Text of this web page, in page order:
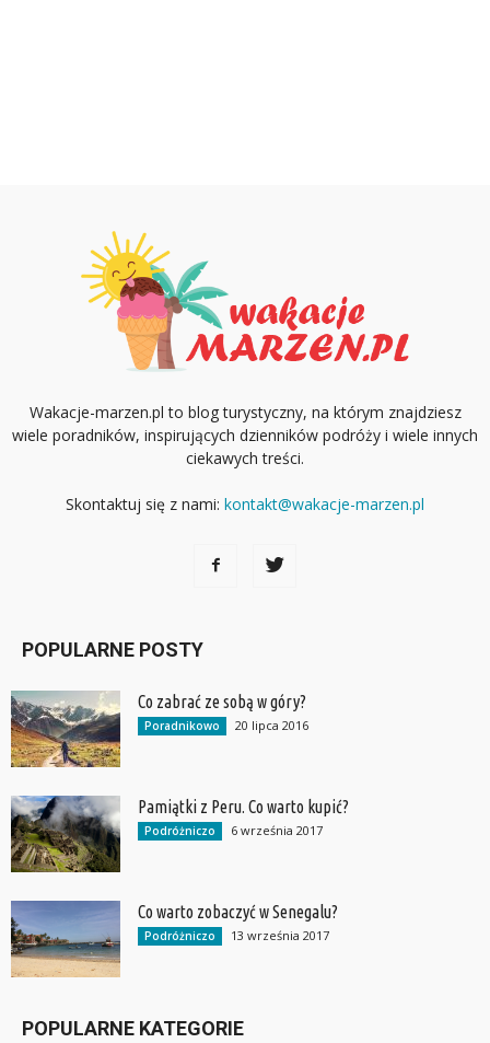
Wakacje-marzen.pl to blog turystyczny, na którym znajdziesz
wiele poradników, inspirujących dzienników podróży i wiele innych
ciekawych treści.
Skontaktuj się z nami: kontakt@wakacje-marzen.pl
POPULARNE POSTY
Co zabrać ze sobą w góry?
Poradnikowo 20 lipca 2016
Pamiątki z Peru. Co warto kupić?
Podróżniczo 6 września 2017
Co warto zobaczyć w Senegalu?
Podróżniczo 13 września 2017
POPULARNE KATEGORIE